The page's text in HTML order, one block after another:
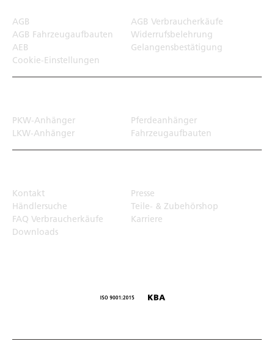
AGB
AGB Verbraucherkäufe
AGB Fahrzeugaufbauten
Widerrufsbelehrung
AEB
Gelangensbestätigung
Cookie-Einstellungen
PKW-Anhänger
Pferdeanhänger
LKW-Anhänger
Fahrzeugaufbauten
Kontakt
Presse
Händlersuche
Teile- & Zubehörshop
FAQ Verbraucherkäufe
Karriere
Downloads